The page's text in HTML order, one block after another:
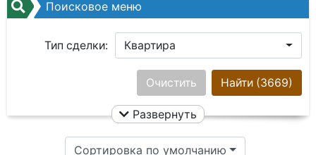
Поисковое меню
Тип сделки: Квартира
Ничего не выбрано
Цена:
Найти (3669)
Очистить
Развернуть
Сортировка по умолчанию